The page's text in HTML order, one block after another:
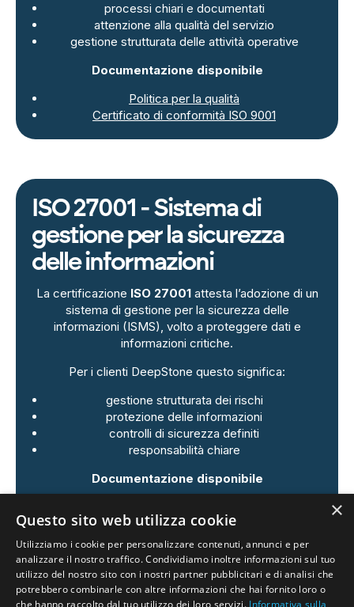
processi chiari e documentati
attenzione alla qualità del servizio
gestione strutturata delle attività operative
Documentazione disponibile
Politica per la qualità
Certificato di conformità ISO 9001
ISO 27001 - Sistema di
gestione per la sicurezza
delle informazioni
La certificazione ISO 27001attesta l’adozione di un
sistema di gestione per la sicurezza delle
informazioni (ISMS), volto a proteggere dati e
informazioni critiche.
Per i clienti DeepStone questo significa:
gestione strutturata dei rischi
protezione delle informazioni
controlli di sicurezza definiti
responsabilità chiare
Documentazione disponibile
Certificato di conformità ISO 27001
×
Questo sito web utilizza cookie
Utilizziamo i cookie per personalizzare contenuti, annunci e per
analizzare il nostro traffico. Condividiamo inoltre informazioni sul tuo
utilizzo del nostro sito con i nostri partner pubblicitari e di analisi che
potrebbero combinarle con altre informazioni che hai fornito loro o
che hanno raccolto dal tuo utilizzo dei loro servizi. Informativa sulla